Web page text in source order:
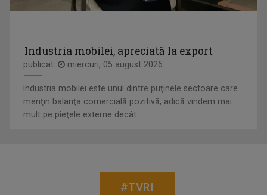
Industria mobilei, apreciată la export
publicat: miercuri, 05 august 2026
Industria mobilei este unul dintre puţinele sectoare care
menţin balanţa comercială pozitivă, adică vindem mai
mult pe pieţele externe decât ...
#TVRI